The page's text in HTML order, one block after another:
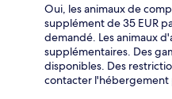
Oui, les animaux de
supplément de 35 EUR
demandé. Les animaux
supplémentaires. Des
disponibles. Des
contacter l'hébergement